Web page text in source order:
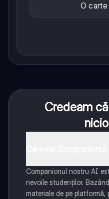
O carte
Credeam
Companionul nostru AI
nevoile studenților.
materiale de pe platformă,